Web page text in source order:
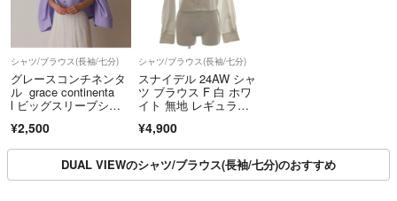
シャツ/ブラウス(長袖/七分)
グレースコンチネンタ
ル grace continenta
l ビッグスリーブシャ
袖 ポンチョ パフスリ
ーブ
¥2,500
シャツ/ブラウス(長袖/七分)
スナイデル 24AW シャ
ツ ブラウス F 白 ホワ
イト 無地 レギュラー
¥4,900
DUAL VIEWのシャツ/ブラウス(長袖/七分)のおすすめ